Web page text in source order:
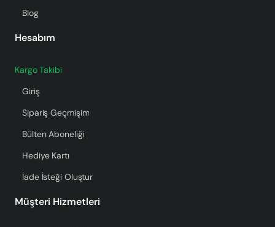
Blog
Hesabım
Kargo Takibi
Giriş
Sipariş Geçmişim
Bülten Aboneliği
Hediye Kartı
İade İsteği Oluştur
Müşteri Hizmetleri